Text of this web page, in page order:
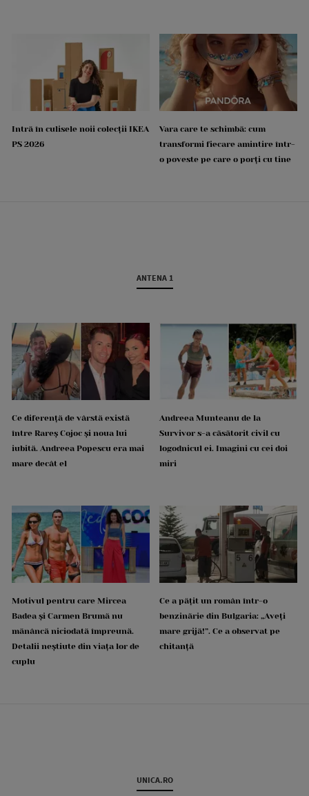
Intră în culisele noii colecții IKEA
PS 2026
Vara care te schimbă: cum
transformi fiecare amintire într-
o poveste pe care o porți cu tine
ANTENA 1
Ce diferență de vârstă există
între Rareș Cojoc și noua lui
iubită. Andreea Popescu era mai
mare decât el
Andreea Munteanu de la
Survivor s-a căsătorit civil cu
logodnicul ei. Imagini cu cei doi
miri
Motivul pentru care Mircea
Badea și Carmen Brumă nu
mănâncă niciodată împreună.
Detalii neștiute din viața lor de
cuplu
Ce a pățit un român într-o
benzinărie din Bulgaria: „Aveți
mare grijă!”. Ce a observat pe
chitanță
UNICA.RO